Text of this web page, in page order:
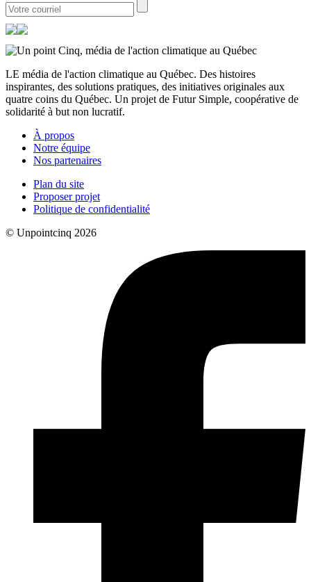
LE média de l'action climatique au Québec. Des histoires
inspirantes, des solutions pratiques, des initiatives originales aux
quatre coins du Québec. Un projet de Futur Simple, coopérative de
solidarité à but non lucratif.
À propos
Notre équipe
Nos partenaires
Plan du site
Proposer projet
Politique de confidentialité
© Unpointcinq 2026